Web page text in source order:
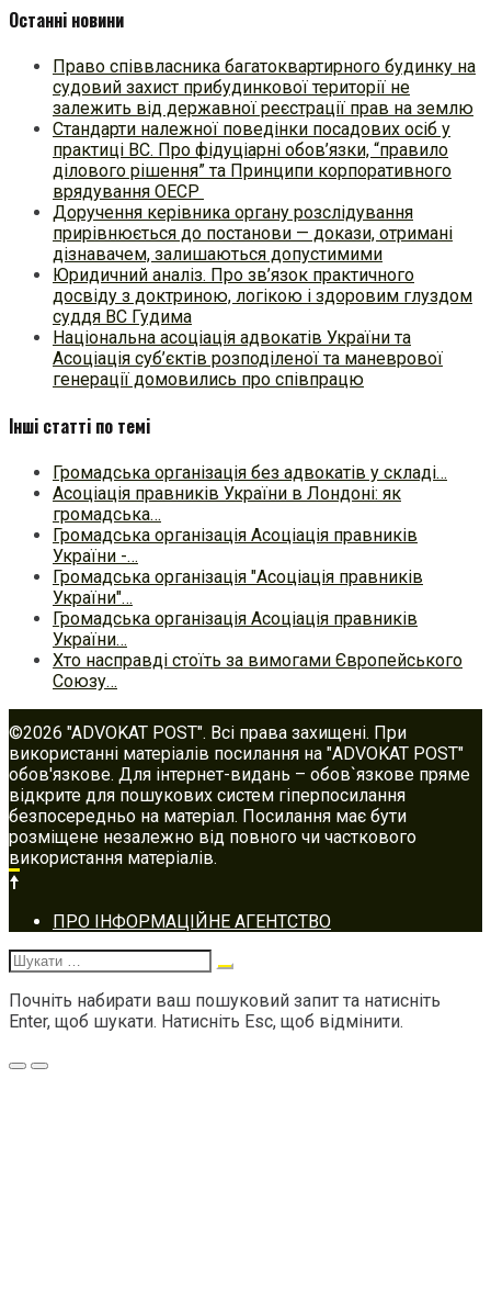
Останні новини
Право співвласника багатоквартирного будинку на
судовий захист прибудинкової території не
залежить від державної реєстрації прав на землю
Стандарти належної поведінки посадових осіб у
практиці ВC. Про фідуціарні обов’язки, “правило
ділового рішення” та Принципи корпоративного
врядування ОЕСР
Доручення керівника органу розслідування
прирівнюється до постанови — докази, отримані
дізнавачем, залишаються допустимими
Юридичний аналіз. Про зв’язок практичного
досвіду з доктриною, логікою і здоровим глуздом
суддя ВС Гудима
Національна асоціація адвокатів України та
Асоціація суб’єктів розподіленої та маневрової
генерації домовились про співпрацю
Інші статті по темі
Громадська організація без адвокатів у складі…
Асоціація правників України в Лондоні: як
громадська…
Громадська організація Асоціація правників
України -…
Громадська організація "Асоціація правників
України"…
Громадська організація Асоціація правників
України…
Хто насправді стоїть за вимогами Європейського
Союзу…
©2026 "ADVOKAT POST". Всі права захищені. При
використанні матеріалів посилання на "ADVOKAT POST"
обов'язкове. Для інтернет-видань – обов`язкове пряме
відкрите для пошукових систем гіперпосилання
безпосередньо на матеріал. Посилання має бути
розміщене незалежно від повного чи часткового
використання матеріалів.
Footer
navigation
ПРО ІНФОРМАЦІЙНЕ АГЕНТСТВО
Шукати:
Почніть набирати ваш пошуковий запит та натисніть
Enter, щоб шукати. Натисніть Esc, щоб відмінити.
Меню